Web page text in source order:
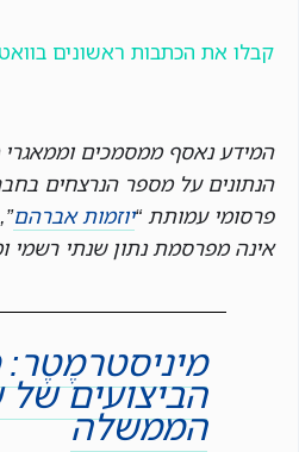
קבלו את הכתבות ראשונים
המידע נאסף ממסמכים וממאגרי
הנתונים על מספר הנרצחים
פרסומי עמותת “יוזמות אברהם
אינה מפרסמת נתון שנתי רשמי
הביצועים של
הממשלה